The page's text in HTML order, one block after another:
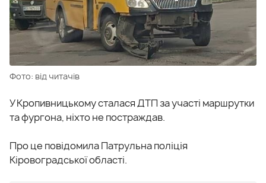
Фото: від читачів
У Кропивницькому сталася ДТП за участі маршрутки
та фургона, ніхто не постраждав.
Про це повідомила Патрульна поліція
Кіровоградської області.